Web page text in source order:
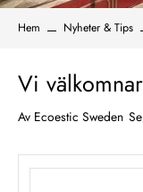
Hem Nyheter & Tips
Vi
Av Ecoestic Sweden